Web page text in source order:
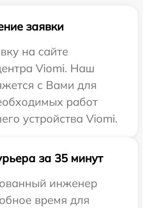
заявки
на сайте
Viomi. Наш
с Вами для
работ
устройства Viomi.
за 35 минут
инженер
время для